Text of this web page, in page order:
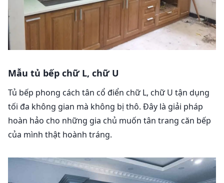
Mẫu tủ bếp chữ L, chữ U
Tủ bếp phong cách tân cổ điển chữ L, chữ U tận dụng
tối đa không gian mà không bị thô. Đây là giải pháp
hoàn hảo cho những gia chủ muốn tân trang căn bếp
của mình thật hoành tráng.